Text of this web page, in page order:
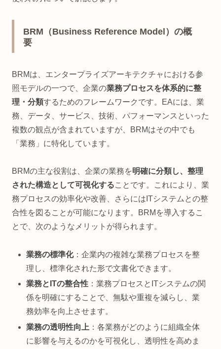
BRM（Business Reference Model）の概
要
BRMは、エンタープライズアーキテクチャにおける参
照モデルの一つで、企業の業務プロセスを体系的に整
理・分類するためのフレームワークです。EAには、業
務、データ、サービス、技術、パフォーマンスといった
複数の観点が含まれていますが、BRMはその中でも
「業務」に特化しています。
BRMの主な役割は、企業の業務を明確に分類し、整理
された構造として可視化することです。これにより、業
務プロセスの効率化や改善、さらにはITシステムとの整
合性を図ることが可能になります。BRMを導入するこ
とで、次のようなメリットが得られます。
業務の標準化：企業内の複雑な業務プロセスを整
理し、標準化された形で文書化できます。
業務とITの整合性 ：業務プロセスとITシステムの関
係を明確にすることで、無駄や重複を減らし、業
務効率を向上させます。
業務の透明性向上 ：各業務がどのように組織全体
に影響を与えるのかを可視化し、透明性を高めま